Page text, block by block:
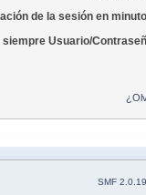
de la sesión en
Usuario/
SMF 2.0.19